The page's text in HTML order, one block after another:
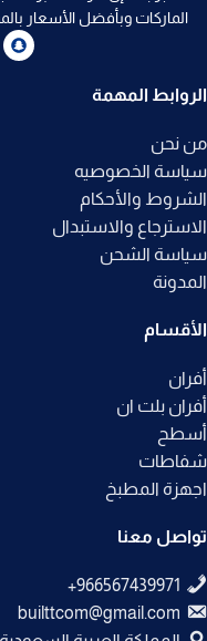
الماركات وبأفضل الأسعار
الروابط المهمة
من نحن
سياسة الخصوصيه
الشروط والأحكام
الاسترجاع والاستبدال
سياسة الشحن
المدونة
الأقسام
أفران
أفران بلت ان
أسطح
شفاطات
اجهزة المطبخ
تواصل معنا
builttcom@gmail.com